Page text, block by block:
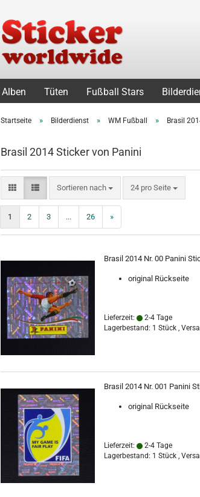
Alben Tüten Fußball Stars
Startseite » Bilderdienst » WM Fußball » Brasil
Brasil 2014 Sticker von Panini
Sortieren nach
Sortieren nach 24 pro Seite
pro Seite
1 2 3 ... 26 »
Brasil 2014 Nr. 00 Panini
original Rückseite
Lieferzeit:
2-4 Tage
Lagerbestand: 1 Stück ,
Brasil 2014 Nr. 001 Panini
original Rückseite
Lieferzeit:
2-4 Tage
Lagerbestand: 1 Stück ,